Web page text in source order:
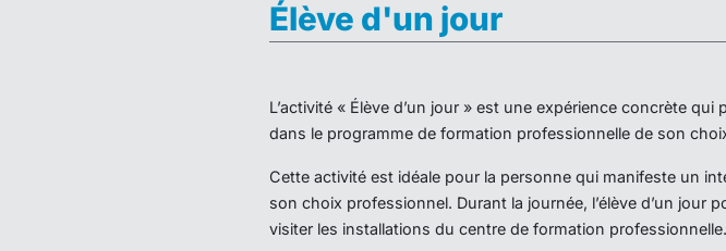
Élève d'un jour
L’activité « Élève d’un jour » est une expérience concrète
dans le programme de formation professionnelle de son
Cette activité est idéale pour la personne qui manifeste un
son choix professionnel. Durant la journée, l’élève d’un jour
visiter les installations du centre de formation professionnelle.